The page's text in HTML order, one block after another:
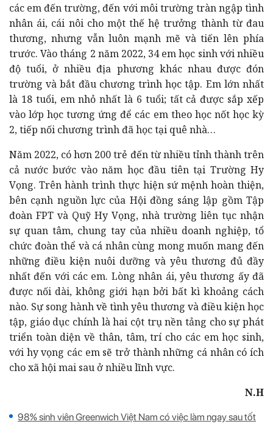
các em đến trường, đến với môi trường tràn ngập tình
nhân ái, cái nôi cho một thế hệ trưởng thành từ đau
thương, nhưng vẫn luôn mạnh mẽ và tiến lên phía
trước. Vào tháng 2 năm 2022, 34 em học sinh với nhiều
độ tuổi, ở nhiều địa phương khác nhau được đón
trường và bắt đầu chương trình học tập. Em lớn nhất
là 18 tuổi, em nhỏ nhất là 6 tuổi; tất cả được sắp xếp
vào lớp học tương ứng để các em theo học nốt học kỳ
2, tiếp nối chương trình đã học tại quê nhà…
Năm 2022, có hơn 200 trẻ đến từ nhiều tỉnh thành trên
cả nước bước vào năm học đầu tiên tại Trường Hy
Vọng.Trên hành trình thực hiện sứ mệnh hoàn thiện,
bên cạnh nguồn lực của Hội đồng sáng lập gồm Tập
đoàn FPT và Quỹ Hy Vọng, nhà trường liên tục nhận
sự quan tâm, chung tay của nhiều doanh nghiệp, tổ
chức đoàn thể và cá nhân cùng mong muốn mang đến
những điều kiện nuôi dưỡng và yêu thương đủ đầy
nhất đến với các em. Lòng nhân ái, yêu thương ấy đã
được nối dài, không giới hạn bởi bất kì khoảng cách
nào. Sự song hành về tình yêu thương và điều kiện học
tập, giáo dục chính là hai cột trụ nền tảng cho sự phát
triển toàn diện về thân, tâm, trí cho các em học sinh,
với hy vọng các em sẽ trở thành những cá nhân có ích
cho xã hội mai sau ở nhiều lĩnh vực.
N.H
98% sinh viên Greenwich Việt Nam có việc làm ngay sau tốt